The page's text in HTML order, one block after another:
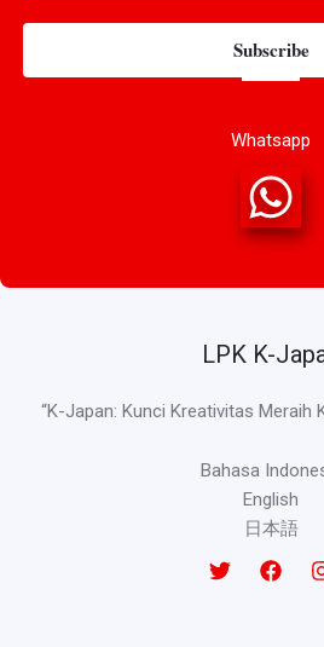
Subscribe
Whatsapp
LPK K-
“K-Japan: Kunci Kreativitas Meraih
Bahasa
English
日本語